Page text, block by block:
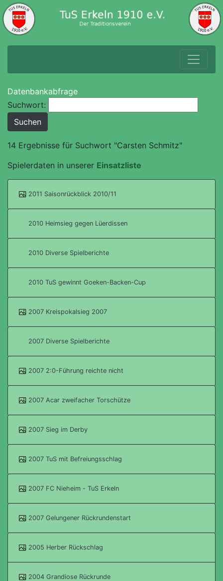
Datenbankabfrage
Suchwort:
14 Ergebnisse für Suchwort "Carsten Schmitz"
Spielerdaten in unserer Einsatzliste
2011 Saisonrückblick 2010/11
2010 Heimsieg gegen Lüerdissen
2010 Diverse Spielberichte
2010 TuS gewinnt Goeken-Backen-Cup
2007 Kreispokalsieg 2007
2007 Diverse Spielberichte
2007 2:0-Führung reichte nicht
2007 Acar zweifacher Torschütze
2007 Sieg im Derby
2007 TuS mit Befreiungsschlag
2007 FC Nieheim - TuS Erkeln
2007 Gelungener Rückrundenstart
2005 Herber Rückschlag
2004 Grandiose Rückrunde